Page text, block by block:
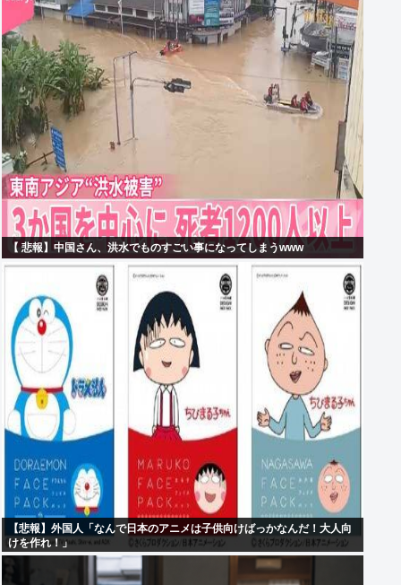
【 悲報】中国さん、洪水でものすごい事になってしまうwww
【悲報】外国人「なんで日本のアニメは子供向けばっかなんだ！大人向
けを作れ！」